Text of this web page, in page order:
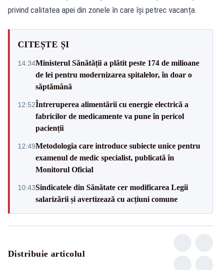
privind calitatea apei din zonele în care își petrec vacanța.
CITEȘTE ȘI
14:34Ministerul Sănătății a plătit peste 174 de milioane
de lei pentru modernizarea spitalelor, în doar o
săptămână
12:52Întreruperea alimentării cu energie electrică a
fabricilor de medicamente va pune în pericol
pacienții
12:49Metodologia care introduce subiecte unice pentru
examenul de medic specialist, publicată în
Monitorul Oficial
10:43Sindicatele din Sănătate cer modificarea Legii
salarizării și avertizează cu acțiuni comune
Distribuie articolul